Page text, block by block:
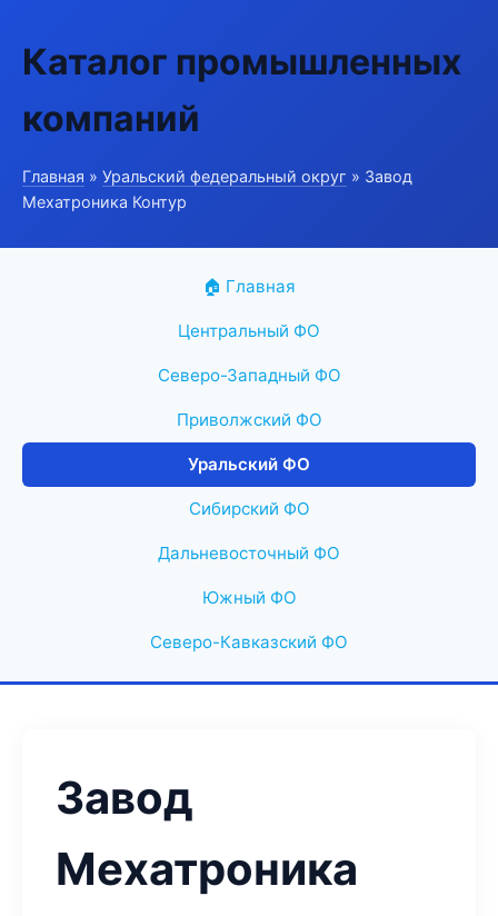
Каталог промышленных
компаний
Главная » Уральский федеральный округ » Завод
Мехатроника Контур
🏠 Главная
Центральный ФО
Северо-Западный ФО
Приволжский ФО
Уральский ФО
Сибирский ФО
Дальневосточный ФО
Южный ФО
Северо-Кавказский ФО
Завод
Мехатроника